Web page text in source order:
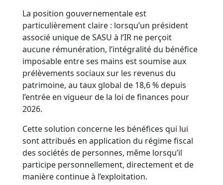
La position gouvernementale est
particulièrement claire : lorsqu’un président
associé unique de SASU à l’IR ne perçoit
aucune rémunération, l’intégralité du bénéfice
imposable entre ses mains est soumise aux
prélèvements sociaux sur les revenus du
patrimoine, au taux global de 18,6 % depuis
l’entrée en vigueur de la loi de finances pour
2026.
Cette solution concerne les bénéfices qui lui
sont attribués en application du régime fiscal
des sociétés de personnes, même lorsqu’il
participe personnellement, directement et de
manière continue à l’exploitation.